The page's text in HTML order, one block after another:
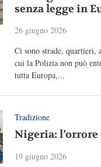
senza legge in
26 giugno 2026
Ci sono strade, quartieri,
cui la Polizia non può
tutta Europa,...
Tradizione
Nigeria:
19 giugno 2026